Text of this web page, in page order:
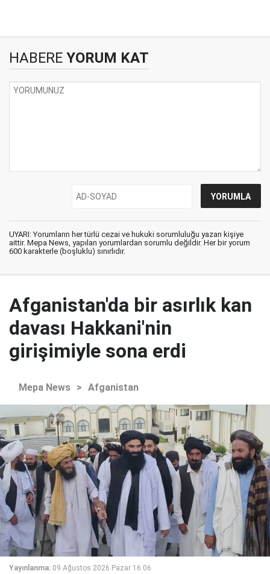
HABERE YORUM KAT
UYARI: Yorumların her türlü cezai ve hukuki sorumluluğu yazan kişiye
aittir. Mepa News, yapılan yorumlardan sorumlu değildir. Her bir yorum
600 karakterle (boşluklu) sınırlıdır.
Afganistan'da bir asırlık kan
davası Hakkani'nin
girişimiyle sona erdi
Mepa News > Afganistan
Yayınlanma: 09 Ağustos 2026 Pazar 16:06